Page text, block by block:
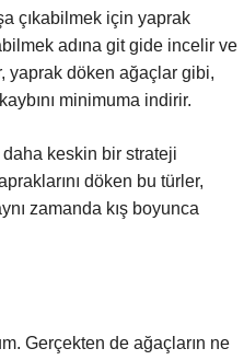
çıkabilmek için yaprak
adına git gide incelir ve
yaprak döken ağaçlar gibi,
minimuma indirir.
keskin bir strateji
döken bu türler,
zamanda kış boyunca
Gerçekten de ağaçların ne